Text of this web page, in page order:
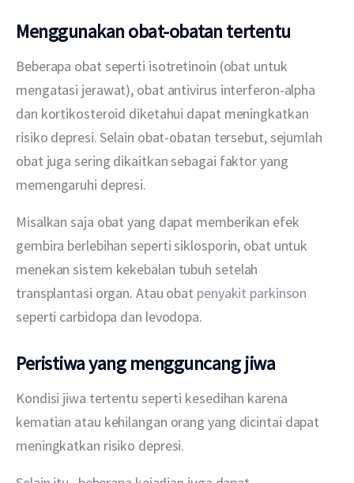
Menggunakan obat-obatan tertentu
Beberapa obat seperti isotretinoin (obat untuk
mengatasi jerawat), obat antivirus interferon-alpha
dan kortikosteroid diketahui dapat meningkatkan
risiko depresi. Selain obat-obatan tersebut, sejumlah
obat juga sering dikaitkan sebagai faktor yang
memengaruhi depresi.
Misalkan saja obat yang dapat memberikan efek
gembira berlebihan seperti siklosporin, obat untuk
menekan sistem kekebalan tubuh setelah
transplantasi organ. Atau obat penyakit parkinson
seperti carbidopa dan levodopa.
Peristiwa yang mengguncang jiwa
Kondisi jiwa tertentu seperti kesedihan karena
kematian atau kehilangan orang yang dicintai dapat
meningkatkan risiko depresi.